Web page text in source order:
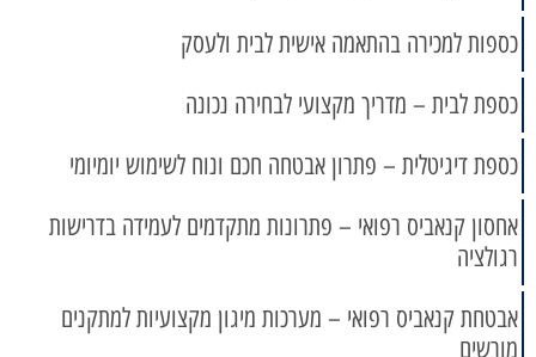
כספות למכירה בהתאמה אישית לבית ולעסק
כספת לבית – מדריך מקצועי לבחירה נכונה
כספת דיגיטלית – פתרון אבטחה חכם ונוח לשימוש יומיומי
אחסון קנאביס רפואי – פתרונות מתקדמים לעמידה בדרישות
רגולציה
אבטחת קנאביס רפואי – מערכות מיגון מקצועיות למתקנים
מורשים